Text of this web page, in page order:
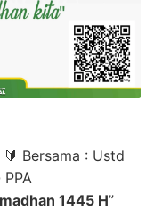
🔰 Bersama : Ustd
1445 H”